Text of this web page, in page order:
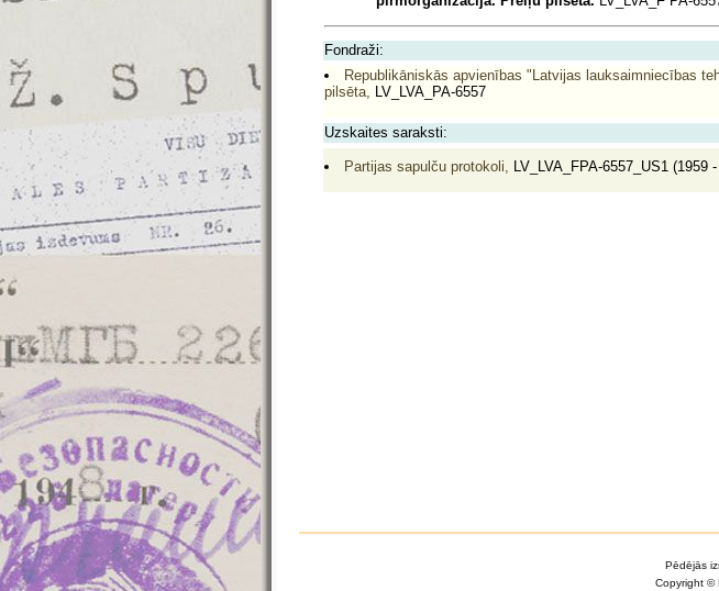
Fondraži:
Republikāniskās apvienības "Latvijas lauksaimniecības
pilsēta, LV_LVA_PA-6557
Uzskaites saraksti:
Partijas sapulču protokoli, LV_LVA_FPA-6557_US1 (1959
Pēdējās
Copyright ©